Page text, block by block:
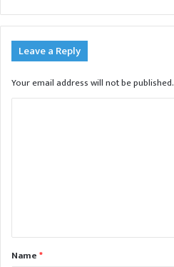
Leave a Reply
Your email address will not be published.
t
*Name*